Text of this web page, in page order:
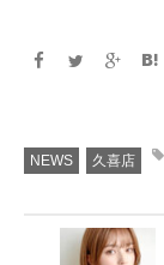
NEWS 久喜店